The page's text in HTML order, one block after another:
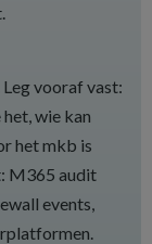
vooraf vast:
wie kan
het mkb is
M365 audit
events,